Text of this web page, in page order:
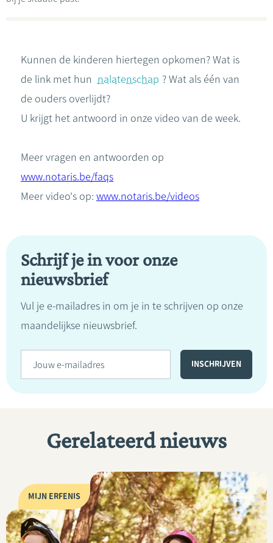
Kunnen de kinderen hiertegen opkomen? Wat is
de link met hun nalatenschap ? Wat als één van
de ouders overlijdt?
U krijgt het antwoord in onze video van de week.
Meer vragen en antwoorden op
www.notaris.be/faqs
Meer video's op: www.notaris.be/videos
Schrijf je in voor onze
nieuwsbrief
Vul je e-mailadres in om je in te schrijven op onze
maandelijkse nieuwsbrief.
Gerelateerd nieuws
MIJN ERFENIS